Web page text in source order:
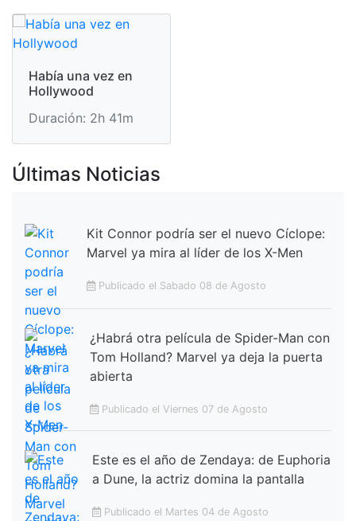
Había una vez en
Hollywood
Duración: 2h 41m
Últimas Noticias
Kit Connor podría ser el nuevo Cíclope:
Marvel ya mira al líder de los X-Men
Publicado el Sabado 08 de Agosto
¿Habrá otra película de Spider-Man con
Tom Holland? Marvel ya deja la puerta
abierta
Publicado el Viernes 07 de Agosto
Este es el año de Zendaya: de Euphoria
a Dune, la actriz domina la pantalla
Publicado el Martes 04 de Agosto